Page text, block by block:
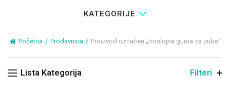
KATEGORIJE
Početna Prodavnica Proizvod označen „troslojna guma za zube“
Lista Kategorija Filteri